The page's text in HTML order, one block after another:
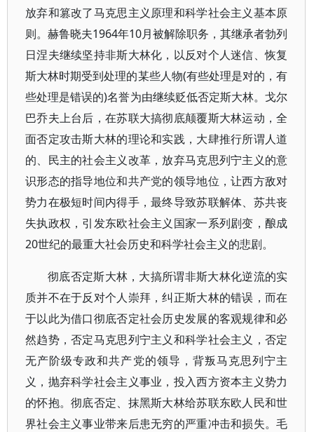
放弃和篡改了马克思主义原理和科学社会主义基本原
则。赫鲁晓夫1964年10月被解除职务，其继承者勃列
日涅夫继续坚持非斯大林化，以反对个人迷信、恢复
斯大林时期受到处理的某些人物(有些处理是对的，有
些处理是错误的)名誉为由继续贬低否定斯大林。戈尔
巴乔夫上台后，在苏联大搞彻底颠覆斯大林运动，全
面否定攻击斯大林的理论和实践，大肆推行所谓人道
的、民主的社会主义改革，放弃马克思列宁主义的意
识形态的指导地位和共产党的领导地位，让西方敌对
势力在极短时间内得手，最终导致苏联解体、苏共丧
失执政权，引发东欧社会主义国家一系列剧变，酿成
20世纪的最重大社会历史和科学社会主义的悲剧。
彻底否定斯大林，大搞所谓非斯大林化逆流的实
质并不在于反对个人崇拜，纠正斯大林的错误，而在
于以此为借口彻底否定社会历史发展的客观规律和必
然趋势，否定马克思列宁主义和科学社会主义，否定
无产阶级专政和共产党的领导，背叛马克思列宁主
义，抛弃科学社会主义事业，投入西方资本主义势力
的怀抱。彻底否定、抹黑斯大林给苏联东欧人民和世
界社会主义事业带来后患无穷的严重冲击和损失。毛